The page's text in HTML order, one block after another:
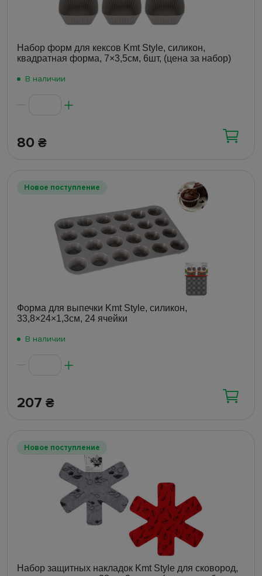
Набор форм для кексов Kmt Style, силикон,
квадратная форма, 7×3,5см, 6шт, (цена за набор)
В наличии
80 ₴
Новое поступление
Форма для выпечки Kmt Style, силикон,
33,8×24×1,3см, 24 ячейки
В наличии
207 ₴
Новое поступление
Набор защитных накладок Kmt Style для сковород,